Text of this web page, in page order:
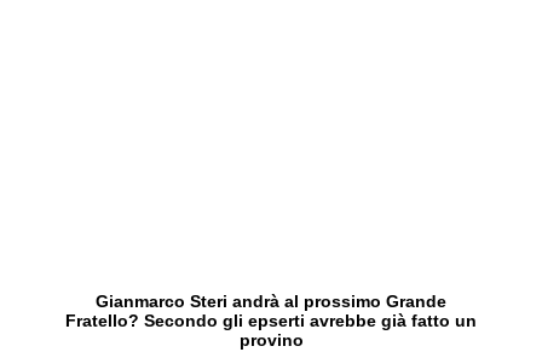
Gianmarco Steri andrà al prossimo Grande
Fratello? Secondo gli epserti avrebbe già fatto un
provino